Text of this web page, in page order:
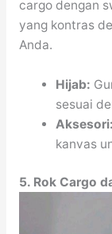
cargo dengan
yang kontras
Anda.
Hijab:
sesuai
Aksesori:
kanvas
5. Rok Cargo